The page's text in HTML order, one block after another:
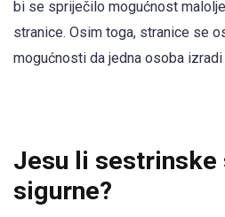
bi se spriječilo mogućnost
stranice. Osim toga, stranice se
mogućnosti da jedna osoba izradi
Jesu li sestrinske
sigurne?